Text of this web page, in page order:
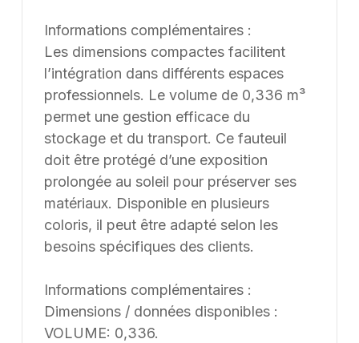
Informations complémentaires :
Les dimensions compactes facilitent
l’intégration dans différents espaces
professionnels. Le volume de 0,336 m³
permet une gestion efficace du
stockage et du transport. Ce fauteuil
doit être protégé d’une exposition
prolongée au soleil pour préserver ses
matériaux. Disponible en plusieurs
coloris, il peut être adapté selon les
besoins spécifiques des clients.
Informations complémentaires :
Dimensions / données disponibles :
VOLUME: 0,336.